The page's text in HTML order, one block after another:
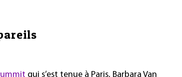
qui s’est tenue à Paris, Barbara Van